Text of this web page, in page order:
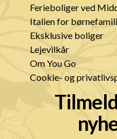
Ferieboliger ved
Italien for
Eksklusive boliger
Lejevilkår
Om You Go
Cookie- og